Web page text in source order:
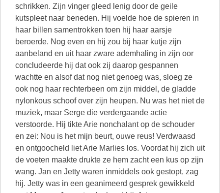
schrikken. Zijn vinger gleed lenig door de geile
kutspleet naar beneden. Hij voelde hoe de spieren in
haar billen samentrokken toen hij haar aarsje
beroerde. Nog even en hij zou bij haar kutje zijn
aanbeland en uit haar zware ademhaling in zijn oor
concludeerde hij dat ook zij daarop gespannen
wachtte en alsof dat nog niet genoeg was, sloeg ze
ook nog haar rechterbeen om zijn middel, de gladde
nylonkous schoof over zijn heupen. Nu was het niet de
muziek, maar Serge die verdergaande actie
verstoorde. Hij tikte Arie nonchalant op de schouder
en zei: Nou is het mijn beurt, ouwe reus! Verdwaasd
en ontgoocheld liet Arie Marlies los. Voordat hij zich uit
de voeten maakte drukte ze hem zacht een kus op zijn
wang. Jan en Jetty waren inmiddels ook gestopt, zag
hij. Jetty was in een geanimeerd gesprek gewikkeld